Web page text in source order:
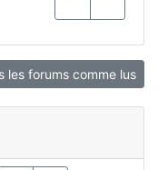
les forums comme lus